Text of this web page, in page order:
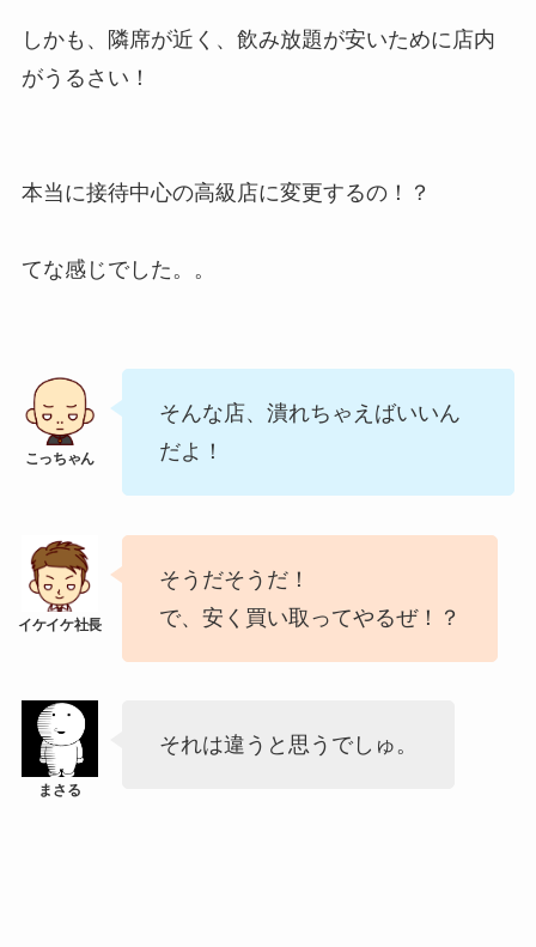
しかも、隣席が近く、飲み放題が安いために店内
がうるさい！
本当に接待中心の高級店に変更するの！？
てな感じでした。。
そんな店、潰れちゃえばいいん
だよ！
そうだそうだ！
で、安く買い取ってやるぜ！？
それは違うと思うでしゅ。